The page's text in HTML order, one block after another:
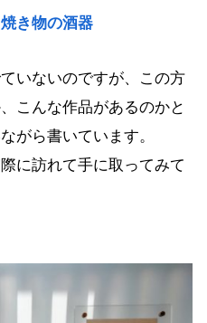
き物の酒器
いないのですが、この方
こんな作品があるのかと
がら書いています。
に訪れて手に取ってみて